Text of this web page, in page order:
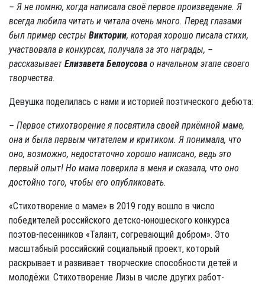
– Я не помню, когда написала своё первое произведение. Я
всегда любила читать и читала очень много. Перед глазами
был пример сестры Виктории, которая хорошо писала стихи,
участвовала в конкурсах, получала за это награды, –
рассказывает Елизавета Белоусова о начальном этапе своего
творчества.
Девушка поделилась с нами и историей поэтического дебюта:
– Первое стихотворение я посвятила своей приёмной маме,
она и была первым читателем и критиком. Я понимала, что
оно, возможно, недостаточно хорошо написано, ведь это
первый опыт! Но мама поверила в меня и сказала, что оно
достойно того, чтобы его опубликовать.
«Стихотворение о маме» в 2019 году вошло в число
победителей российского детско-юношеского конкурса
поэтов-песенников «Талант, согревающий добром». Это
масштабный российский социальный проект, который
раскрывает и развивает творческие способности детей и
молодёжи. Стихотворение Лизы в числе других работ-